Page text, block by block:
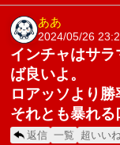
ああ
2024/05/26
インチャはサ
ば良いよ。
ロアッソより勝
それとも暴れる
返信 一覧 超いい